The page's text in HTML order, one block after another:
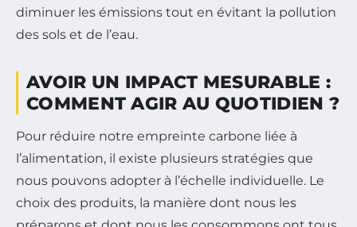
diminuer les émissions tout en évitant la pollution
des sols et de l’eau.
AVOIR UN IMPACT MESURABLE :
COMMENT AGIR AU QUOTIDIEN ?
Pour réduire notre empreinte carbone liée à
l’alimentation, il existe plusieurs stratégies que
nous pouvons adopter à l’échelle individuelle. Le
choix des produits, la manière dont nous les